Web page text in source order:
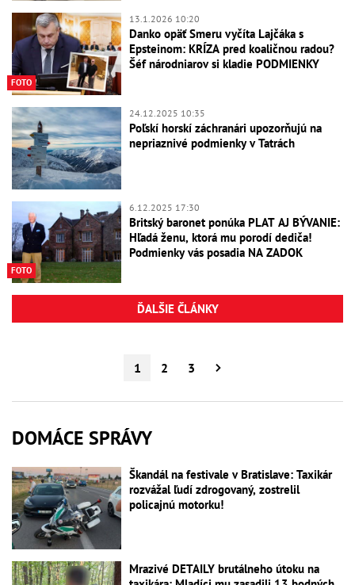
FOTO
13.1.2026 10:20
Danko opäť Smeru vyčíta Lajčáka s
Epsteinom: KRÍZA pred koaličnou radou?
Šéf národniarov si kladie PODMIENKY
24.12.2025 10:35
Poľskí horskí záchranári upozorňujú na
nepriaznivé podmienky v Tatrách
FOTO
6.12.2025 17:30
Britský baronet ponúka PLAT AJ BÝVANIE:
Hľadá ženu, ktorá mu porodí dediča!
Podmienky vás posadia NA ZADOK
ĎALŠIE ČLÁNKY
1 2 3
DOMÁCE SPRÁVY
Škandál na festivale v Bratislave: Taxikár
rozvážal ľudí zdrogovaný, zostrelil
policajnú motorku!
Mrazivé DETAILY brutálneho útoku na